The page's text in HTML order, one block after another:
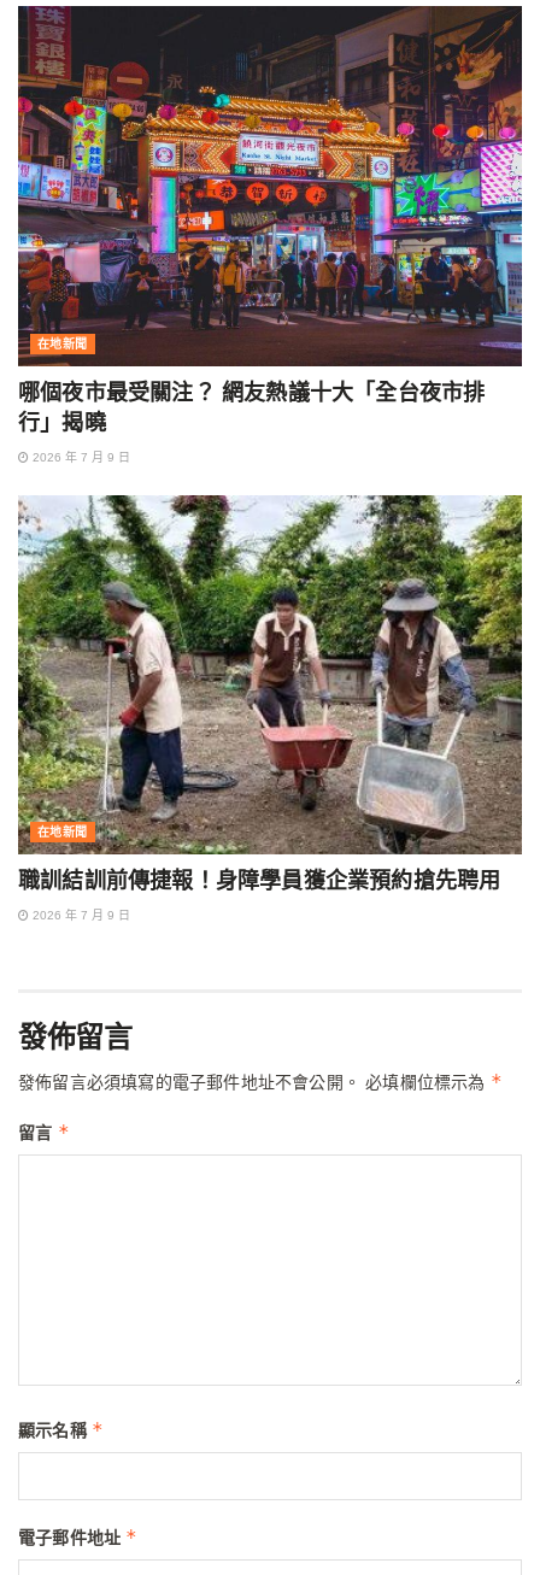
在地新聞
哪個夜市最受關注？ 網友熱議十大「全台夜市排
行」揭曉
2026 年 7 月 9 日
在地新聞
職訓結訓前傳捷報！身障學員獲企業預約搶先聘用
2026 年 7 月 9 日
發佈留言
發佈留言必須填寫的電子郵件地址不會公開。 必填欄位標示為 *
留言 *
顯示名稱 *
電子郵件地址 *